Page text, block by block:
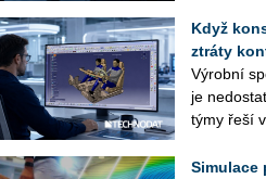
Když
ztráty
Vý­rob­ní
je
týmy řeší
Simulace